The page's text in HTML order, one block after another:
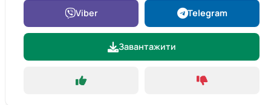
Viber Telegram
Завантажити